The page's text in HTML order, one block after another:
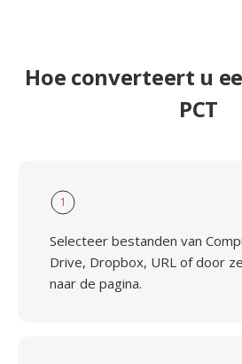
Hoe converteert u
PCT
1
Selecteer bestanden van
Drive, Dropbox, URL of door
naar de pagina.